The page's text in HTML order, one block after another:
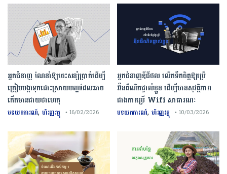
អ្នកជំនាញឌីជីថល លើកទឹកចិត្តឱ្យប្រើ
អ៊ីនធឺណិតផ្ទាល់ខ្លួន ដើម្បីមានសុវត្ថិភាព
ជាងការប្រើ Wifi​ សាធារណៈ
បទយកការណ៍, ហិរញ្ញវត្ថុ • 10/03/2026
អ្នកជំនាញ ណែនាំឱ្យចេះសន្សំប្រាក់ដើម្បី
ត្រៀមបង្កាទុកដោះស្រាយបញ្ហាដែលអាច
កើតមានជាយថាហេតុ
បទយកការណ៍, ហិរញ្ញវត្ថុ • 16/02/2026